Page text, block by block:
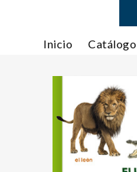
Inicio Catálogo